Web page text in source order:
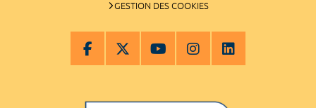
GESTION DES COOKIES